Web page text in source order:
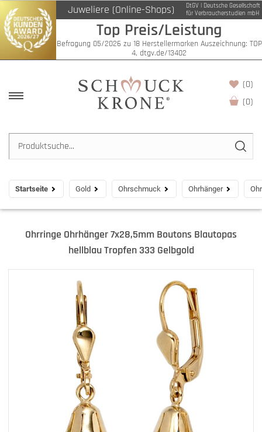
Juweliere (Online-Shops)
DtGV | Deutsche Gesellschaft
für Verbraucherstudien mbH
Top Preis/Leistung
Befragung 05/2026 zu 18 Herstellermarken Auszeichnung: TOP
4, dtgv.de/13402
(0)
(0)
Startseite Gold Ohrschmuck Ohrhänger
Ohrringe Ohrhänger 7x28,5mm Boutons Blautopas
hellblau Tropfen 333 Gelbgold